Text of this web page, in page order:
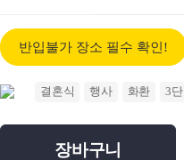
반입불가 장소 필수 확인!
결혼식 행사 화환 3단
장바구니